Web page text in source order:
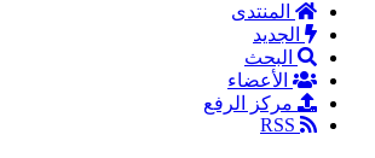
المنتدى
الجديد
البحث
الأعضاء
مركز الرفع